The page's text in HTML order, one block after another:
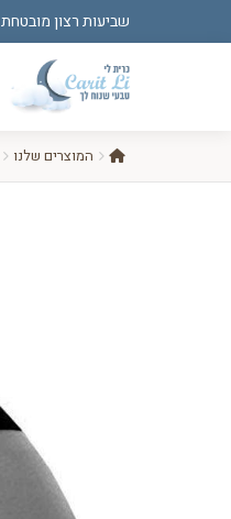
שביעות רצון מובטחת | משלוח
המוצרים שלנו